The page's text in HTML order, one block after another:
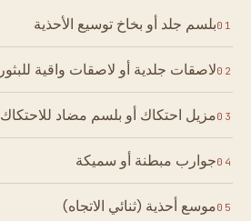
01بلسم جلد أو بخاخ توسيع الأحذية
02لاصقات جلدية أو لاصقات واقية للبثور
03مزيل احتكاك أو بلسم مضاد للاحتكاك
04جوارب مبطنة أو سميكة
05موسع أحذية (ثنائي الاتجاه)